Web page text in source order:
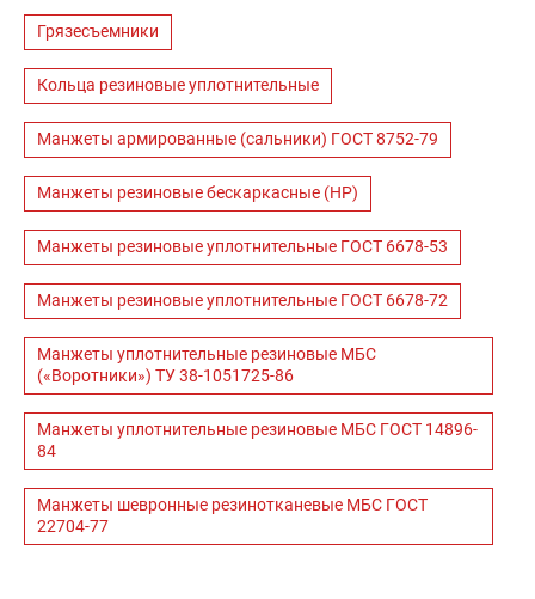
Грязесъемники
Кольца резиновые уплотнительные
Манжеты армированные (сальники) ГОСТ 8752-79
Манжеты резиновые бескаркасные (НР)
Манжеты резиновые уплотнительные ГОСТ 6678-53
Манжеты резиновые уплотнительные ГОСТ 6678-72
Манжеты уплотнительные резиновые МБС
(«Воротники») ТУ 38-1051725-86
Манжеты уплотнительные резиновые МБС ГОСТ 14896-
84
Манжеты шевронные резинотканевые МБС ГОСТ
22704-77